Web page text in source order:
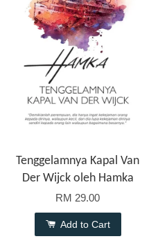
Tenggelamnya Kapal Van
Der Wijck oleh Hamka
RM 29.00
Add to Cart